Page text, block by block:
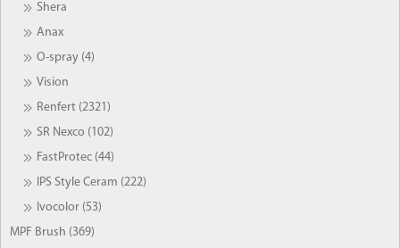
Shera
Anax
O-spray (4)
Vision
Renfert (2321)
SR Nexco (102)
FastProtec (44)
IPS Style Ceram (222)
Ivocolor (53)
MPF Brush (369)